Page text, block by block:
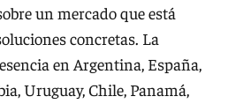
un mercado que está
concretas. La
en Argentina, España,
Uruguay, Chile, Panamá,